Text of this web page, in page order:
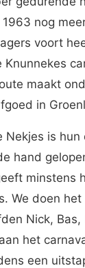
nog
voort
Knunnekes
maakt
in
Nekjes is hun
hand
minstens
We doen
Nick, Bas,
het
een